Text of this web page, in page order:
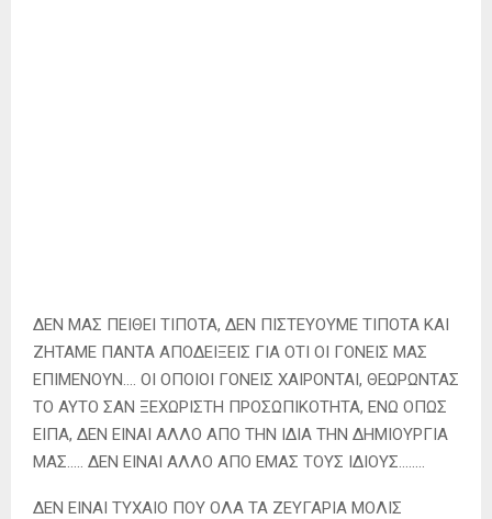
ΔΕΝ ΜΑΣ ΠΕΙΘΕΙ ΤΙΠΟΤΑ, ΔΕΝ ΠΙΣΤΕΥΟΥΜΕ ΤΙΠΟΤΑ ΚΑΙ
ΖΗΤΑΜΕ ΠΑΝΤΑ ΑΠΟΔΕΙΞΕΙΣ ΓΙΑ ΟΤΙ ΟΙ ΓΟΝΕΙΣ ΜΑΣ
ΕΠΙΜΕΝΟΥΝ…. ΟΙ ΟΠΟΙΟΙ ΓΟΝΕΙΣ ΧΑΙΡΟΝΤΑΙ, ΘΕΩΡΩΝΤΑΣ
ΤΟ ΑΥΤΟ ΣΑΝ ΞΕΧΩΡΙΣΤΗ ΠΡΟΣΩΠΙΚΟΤΗΤΑ, ΕΝΩ ΟΠΩΣ
ΕΙΠΑ, ΔΕΝ ΕΙΝΑΙ ΑΛΛΟ ΑΠΟ ΤΗΝ ΙΔΙΑ ΤΗΝ ΔΗΜΙΟΥΡΓΙΑ
ΜΑΣ….. ΔΕΝ ΕΙΝΑΙ ΑΛΛΟ ΑΠΟ ΕΜΑΣ ΤΟΥΣ ΙΔΙΟΥΣ……..
ΔΕΝ ΕΙΝΑΙ ΤΥΧΑΙΟ ΠΟΥ ΟΛΑ ΤΑ ΖΕΥΓΑΡΙΑ ΜΟΛΙΣ